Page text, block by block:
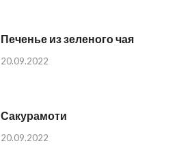
Печенье из зеленого чая
20.09.2022
Сакурамоти
20.09.2022